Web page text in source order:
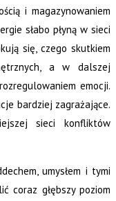
i magazynowaniem
słabo płyną w sieci
się, czego skutkiem
a w dalszej
emocji.
bardziej zagrażające.
sieci konfliktów
umysłem i tymi
coraz głębszy poziom